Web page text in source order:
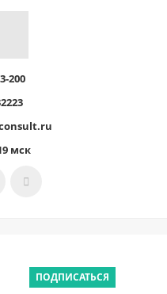
200
мск
ПОДПИСАТЬСЯ